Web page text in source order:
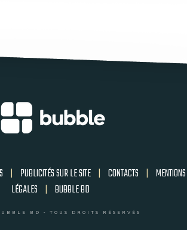
| PUBLICITÉS SUR LE SITE | CONTACTS | MENTIONS
LÉGALES | BUBBLE BD
BD - TOUS DROITS RÉSERVÉS